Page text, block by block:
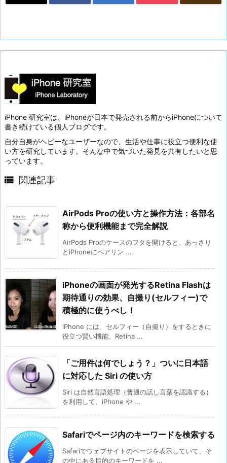
iPhone 研究室は、iPhoneが日本で発売される前からiPhoneについて
書き続けている個人ブログです。
自分自身がヘビーなユーザーなので、生活や仕事に役立つ便利な使
い方を研究しています。そんな中で気づいた発見を共有したいと思
っています。
 関連記事
AirPods Proの使い方と操作方法：各部名
称から便利機能まで完全解説
AirPods Proのケースのフタを開けると、あっさり
とiPhoneにペアリン ...
iPhoneの画面が発光するRetina Flashは
期待通りの効果、自撮り(セルフィー)で
積極的に使うべし！
iPhone には、セルフィー（自撮り）をするときに
役立つ賢い機能、Retina ...
「ご用件は何でしょう？」ついに日本語
に対応した Siri の使い方
Siri は自然言語処理（普通の話し言葉を認識する）
を利用して、iPhone や ...
Safariでページ内のキーワードを検索する
Safariでウェブサイトのページを表示していて、そ
の中にある目的のキーワードを ...